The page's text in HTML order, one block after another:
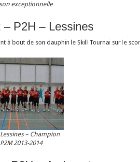
exceptionnelle
– P2H – Lessines
à bout de son dauphin le Skill Tournai sur le
Lessines – Champion
2013-2014